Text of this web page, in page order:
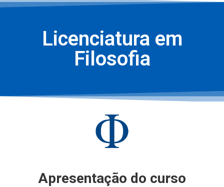
Licenciatura em
Filosofia
Apresentação do curso